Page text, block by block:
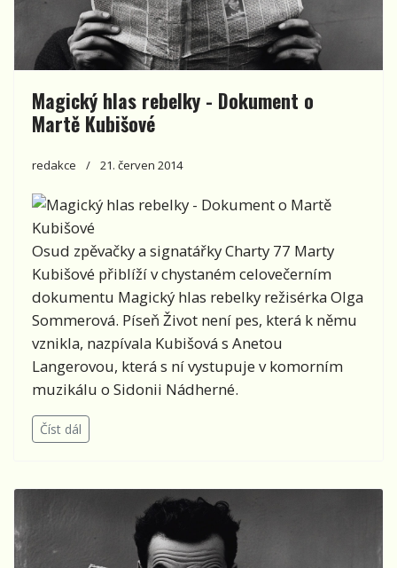
Magický hlas rebelky - Dokument o
Martě Kubišové
redakce 21. červen 2014
Osud zpěvačky a signatářky Charty 77 Marty
Kubišové přiblíží v chystaném celovečerním
dokumentu Magický hlas rebelky režisérka Olga
Sommerová. Píseň Život není pes, která k němu
vznikla, nazpívala Kubišová s Anetou
Langerovou, která s ní vystupuje v komorním
muzikálu o Sidonii Nádherné.
Číst dál